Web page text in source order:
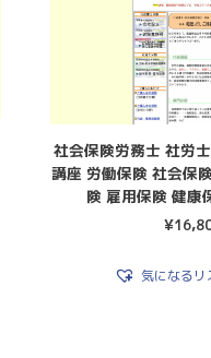
社会保険労務士 社労
講座 労働保険 社会保
険 雇用保険 健康
¥
気になるリ